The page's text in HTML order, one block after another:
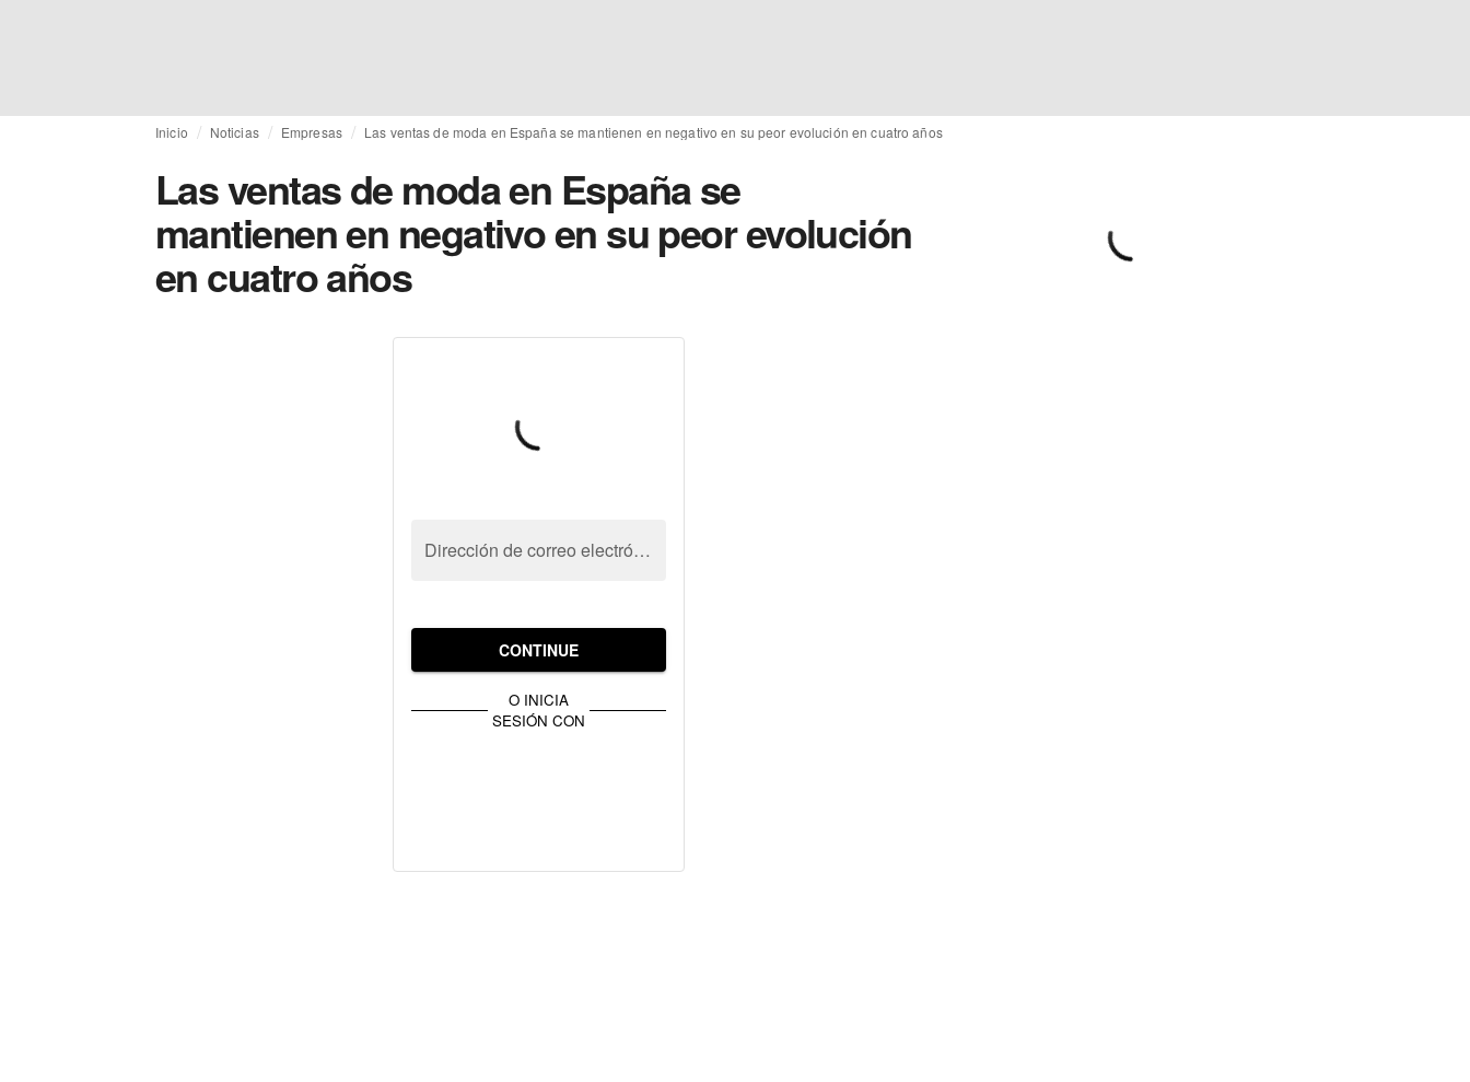
Inicio Noticias Empresas Las ventas de moda en España se mantienen en negativo en su peor evolución en cuatro años
Las ventas de moda en España se
mantienen en negativo en su peor evolución
en cuatro años
Dirección de correo electrónico
CONTINUE
O INICIA
SESIÓN CON